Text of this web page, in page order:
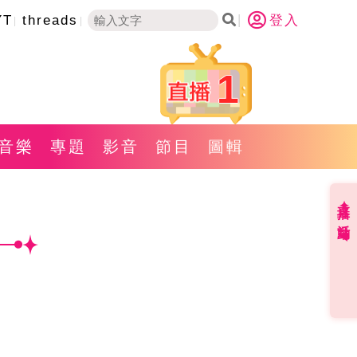
threads 登入
1
樂 專題 影音 節目 圖輯
直播✦活動